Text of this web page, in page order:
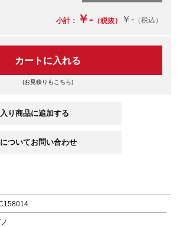
小計： ￥- （税抜） ￥- （税込）
カートに入れる
(お見積りもこちら)